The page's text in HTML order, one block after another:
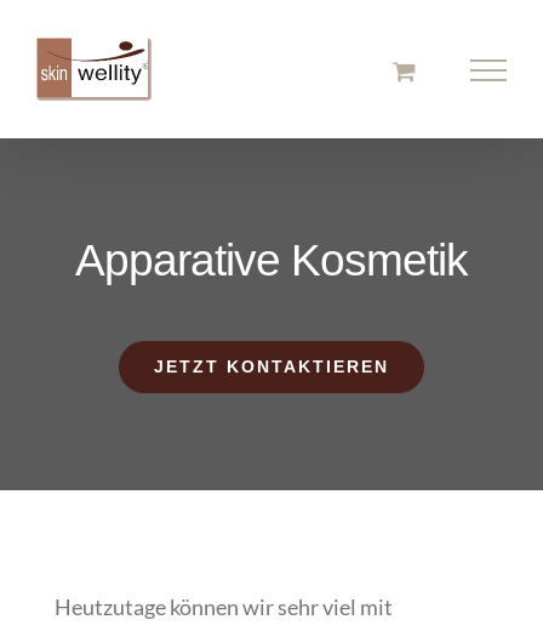
Inhalt
springen
Apparative Kosmetik
JETZT KONTAKTIEREN
Heutzutage können wir sehr viel mit